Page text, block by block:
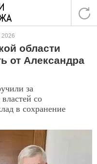
области
от Александра
за
со
в сохранение